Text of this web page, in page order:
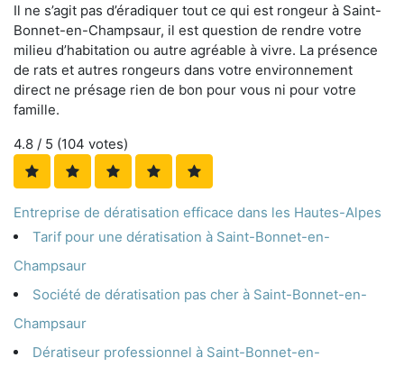
Il ne s’agit pas d’éradiquer tout ce qui est rongeur à Saint-
Bonnet-en-Champsaur, il est question de rendre votre
milieu d’habitation ou autre agréable à vivre. La présence
de rats et autres rongeurs dans votre environnement
direct ne présage rien de bon pour vous ni pour votre
famille.
4.8 / 5 (104 votes)
Entreprise de dératisation efficace dans les Hautes-Alpes
Tarif pour une dératisation à Saint-Bonnet-en-
Champsaur
Société de dératisation pas cher à Saint-Bonnet-en-
Champsaur
Dératiseur professionnel à Saint-Bonnet-en-